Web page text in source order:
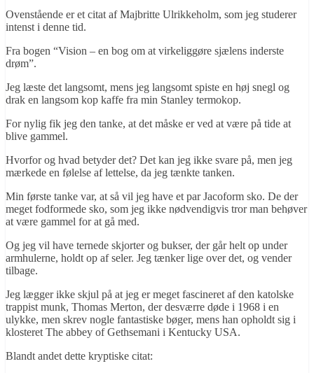
Ovenstående er et citat af Majbritte Ulrikkeholm, som jeg studerer
intenst i denne tid.
Fra bogen “Vision – en bog om at virkeliggøre sjælens inderste
drøm”.
Jeg læste det langsomt, mens jeg langsomt spiste en høj snegl og
drak en langsom kop kaffe fra min Stanley termokop.
For nylig fik jeg den tanke, at det måske er ved at være på tide at
blive gammel.
Hvorfor og hvad betyder det? Det kan jeg ikke svare på, men jeg
mærkede en følelse af lettelse, da jeg tænkte tanken.
Min første tanke var, at så vil jeg have et par Jacoform sko. De der
meget fodformede sko, som jeg ikke nødvendigvis tror man behøver
at være gammel for at gå med.
Og jeg vil have ternede skjorter og bukser, der går helt op under
armhulerne, holdt op af seler. Jeg tænker lige over det, og vender
tilbage.
Jeg lægger ikke skjul på at jeg er meget fascineret af den katolske
trappist munk, Thomas Merton, der desværre døde i 1968 i en
ulykke, men skrev nogle fantastiske bøger, mens han opholdt sig i
klosteret The abbey of Gethsemani i Kentucky USA.
Blandt andet dette kryptiske citat: